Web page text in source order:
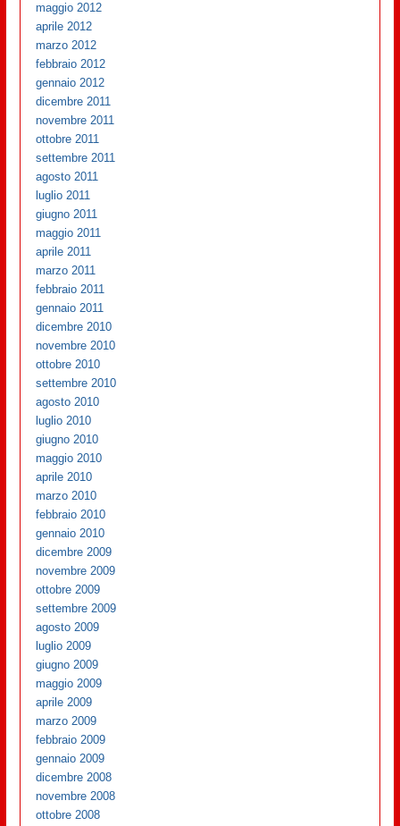
maggio 2012
aprile 2012
marzo 2012
febbraio 2012
gennaio 2012
dicembre 2011
novembre 2011
ottobre 2011
settembre 2011
agosto 2011
luglio 2011
giugno 2011
maggio 2011
aprile 2011
marzo 2011
febbraio 2011
gennaio 2011
dicembre 2010
novembre 2010
ottobre 2010
settembre 2010
agosto 2010
luglio 2010
giugno 2010
maggio 2010
aprile 2010
marzo 2010
febbraio 2010
gennaio 2010
dicembre 2009
novembre 2009
ottobre 2009
settembre 2009
agosto 2009
luglio 2009
giugno 2009
maggio 2009
aprile 2009
marzo 2009
febbraio 2009
gennaio 2009
dicembre 2008
novembre 2008
ottobre 2008